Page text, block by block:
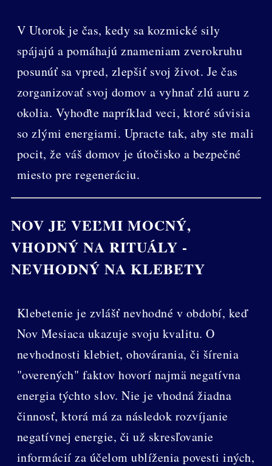
V Utorok je čas, kedy sa kozmické sily
spájajú a pomáhajú znameniam zverokruhu
posunúť sa vpred, zlepšiť svoj život. Je čas
zorganizovať svoj domov a vyhnať zlú auru z
okolia. Vyhoďte napríklad veci, ktoré súvisia
so zlými energiami. Upracte tak, aby ste mali
pocit, že váš domov je útočisko a bezpečné
miesto pre regeneráciu.
NOV JE VEĽMI MOCNÝ,
VHODNÝ NA RITUÁLY -
NEVHODNÝ NA KLEBETY
Klebetenie je zvlášť nevhodné v období, keď
Nov Mesiaca ukazuje svoju kvalitu. O
nevhodnosti klebiet, ohovárania, či šírenia
"overených" faktov hovorí najmä negatívna
energia týchto slov. Nie je vhodná žiadna
činnosť, ktorá má za následok rozvíjanie
negatívnej energie, či už skresľovanie
informácií za účelom ublíženia povesti iných,